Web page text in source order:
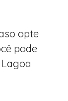
opte
pode